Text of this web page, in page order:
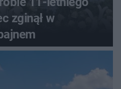
zginął w